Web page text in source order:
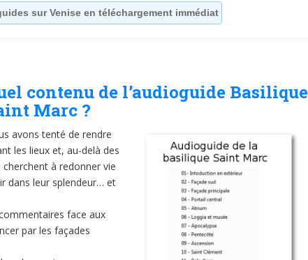
sur Venise en téléchargement immédiat
contenu de l’audioguide Basilique
Marc ?
avons tenté de rendre
les lieux et, au-delà des
à redonner vie
dans leur splendeur… et
face aux
par les façades